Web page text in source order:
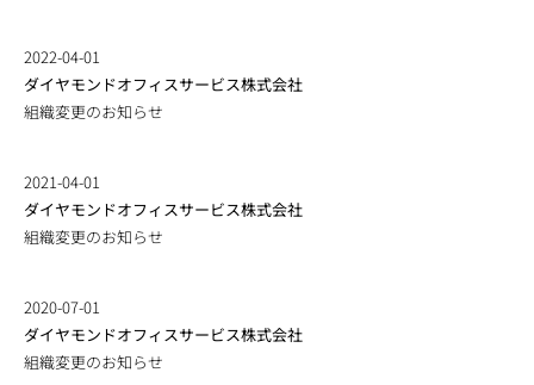
2022-04-01
ダイヤモンドオフィスサービス株式会社
組織変更のお知らせ
2021-04-01
ダイヤモンドオフィスサービス株式会社
組織変更のお知らせ
2020-07-01
ダイヤモンドオフィスサービス株式会社
組織変更のお知らせ